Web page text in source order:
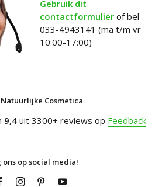
Gebruik dit
contactformulier of bel
033-4943141 (ma t/m vr
10:00-17:00)
Natuurlijke Cosmetica
9,4 uit 3300+ reviews op Feedback
ons op social media!